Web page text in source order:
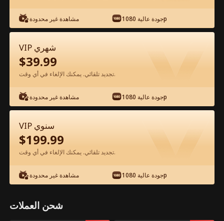
شاهد مجانًا في التطبيق
الحلقة 70 - قلبي ينبض لأجلها الفيلم كامل
1-50 51-76 جميع الحلقات
مشاهدة غير محدودة جودة عالية 1080p
VIP شهري
$39.99
تجديد تلقائي. يمكنك الإلغاء في أي وقت.
مشاهدة غير محدودة جودة عالية 1080p
VIP سنوي
$199.99
تجديد تلقائي. يمكنك الإلغاء في أي وقت.
مشاهدة غير محدودة جودة عالية 1080p
شحن العملات